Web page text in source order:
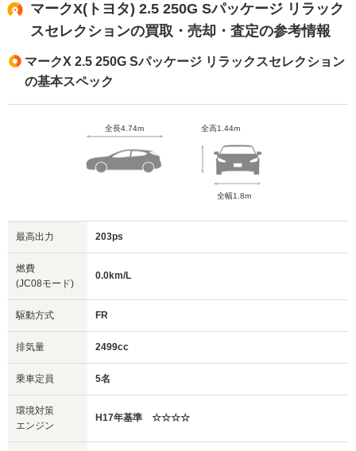
マークX(トヨタ) 2.5 250G Sパッケージ リラック
スセレクションの買取・売却・査定の参考情報
マークX 2.5 250G Sパッケージ リラックスセレクション
の基本スペック
全長4.74m 全高1.44m
全幅1.8m
最高出力 203ps
燃費
(JC08モード)
0.0km/L
駆動方式 FR
排気量 2499cc
乗車定員 5名
環境対策
エンジン
H17年基準 ☆☆☆☆